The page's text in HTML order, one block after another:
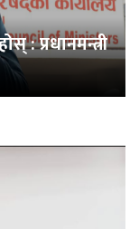
: प्रधानमन्त्री